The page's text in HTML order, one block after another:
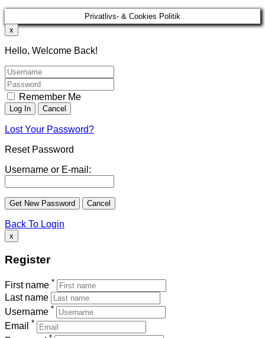
Privatlivs- & Cookies Politik
x
Hello, Welcome Back!
Remember Me
Lost Your Password?
Reset Password
Username or E-mail:
Back To Login
x
Register
First name *
Last name
Username *
Email *